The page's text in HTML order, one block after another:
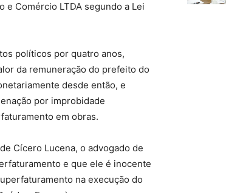
e Comércio LTDA segundo a Lei
políticos por quatro anos,
da remuneração do prefeito do
desde então, e
por improbidade
em obras.
Cícero Lucena, o advogado de
e que ele é inocente
na execução do